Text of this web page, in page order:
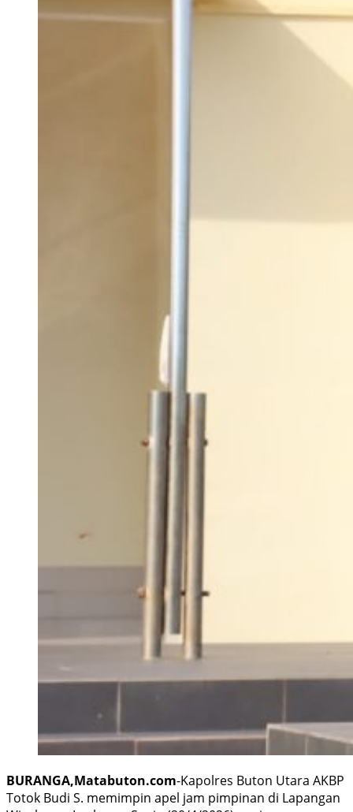
BURANGA,Matabuton.com-Kapolres Buton Utara AKBP
Totok Budi S. memimpin apel jam pimpinan di Lapangan